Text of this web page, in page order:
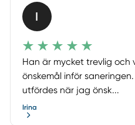
I
Han är mycket trevlig och
önskemål inför
utfördes när jag önsk...
Irina